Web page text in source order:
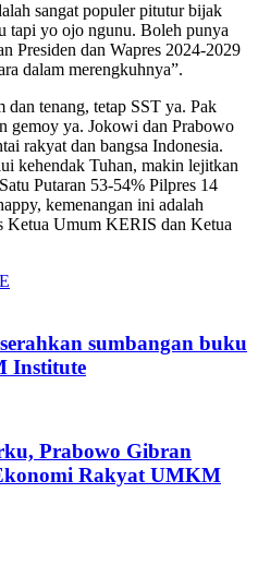
sangat populer pitutur bijak
tapi yo ojo ngunu. Boleh punya
Presiden dan Wapres 2024-2029
dalam merengkuhnya”.
dan tenang, tetap SST ya. Pak
gemoy ya. Jokowi dan Prabowo
rakyat dan bangsa Indonesia.
kehendak Tuhan, makin lejitkan
Putaran 53-54% Pilpres 14
kemenangan ini adalah
Ketua Umum KERIS dan Ketua
sumbangan buku
Institute
Prabowo Gibran
Rakyat UMKM